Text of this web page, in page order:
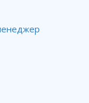
Зеленый плюс